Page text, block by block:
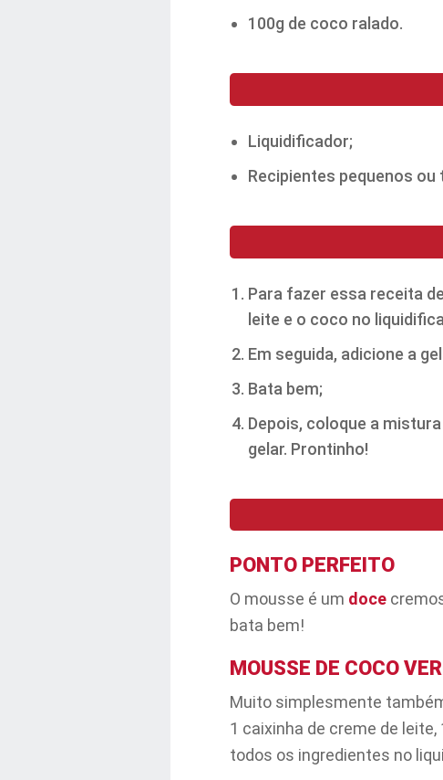
100g de coco ralado.
Liquidificador;
Recipientes pequenos ou
Para fazer essa receita de
leite e o coco no
Em seguida, adicione a
Bata bem;
Depois, coloque a
gelar. Prontinho!
PONTO PERFEITO
O mousse é um doce
bata bem!
MOUSSE DE COCO
Muito simplesmente
1 caixinha de creme de
todos os ingredientes no